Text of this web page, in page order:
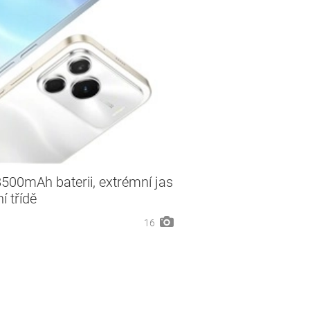
baterii, extrémní jas
třídě
16